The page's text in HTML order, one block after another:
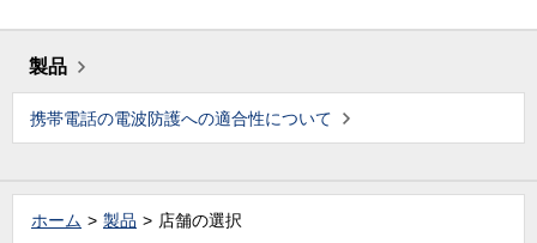
製品
携帯電話の電波防護への適合性について
ホーム 製品 店舗の選択